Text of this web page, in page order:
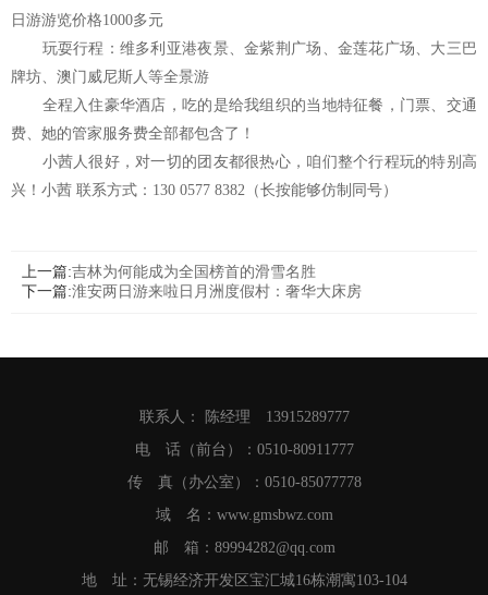
日游游览价格1000多元
玩耍行程：维多利亚港夜景、金紫荆广场、金莲花广场、大三巴
牌坊、澳门威尼斯人等全景游
全程入住豪华酒店，吃的是给我组织的当地特征餐，门票、交通
费、她的管家服务费全部都包含了！
小茜人很好，对一切的团友都很热心，咱们整个行程玩的特别高
兴！小茜 联系方式：130 0577 8382（长按能够仿制同号）
上一篇:吉林为何能成为全国榜首的滑雪名胜
下一篇:淮安两日游来啦日月洲度假村：奢华大床房
联系人： 陈经理 13915289777
电 话（前台）：0510-80911777
传 真（办公室）：0510-85077778
域 名：www.gmsbwz.com
邮 箱：89994282@qq.com
地 址：无锡经济开发区宝汇城16栋潮寓103-104